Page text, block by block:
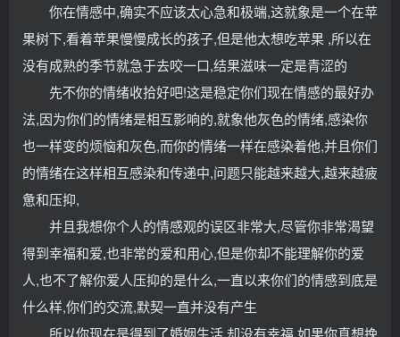
你在情感中,确实不应该太心急和极端,这就象是一个在苹
果树下,看着苹果慢慢成长的孩子,但是他太想吃苹果 ,所以在
没有成熟的季节就急于去咬一口,结果滋味一定是青涩的
先不你的情绪收拾好吧!这是稳定你们现在情感的最好办
法,因为你们的情绪是相互影响的,就象他灰色的情绪,感染你
也一样变的烦恼和灰色,而你的情绪一样在感染着他,并且你们
的情绪在这样相互感染和传递中,问题只能越来越大,越来越疲
惫和压抑,
并且我想你个人的情感观的误区非常大,尽管你非常渴望
得到幸福和爱,也非常的爱和用心,但是你却不能理解你的爱
人,也不了解你爱人压抑的是什么,一直以来你们的情感到底是
什么样,你们的交流,默契一直并没有产生
所以你现在是得到了婚姻生活,却没有幸福,如果你真想挽